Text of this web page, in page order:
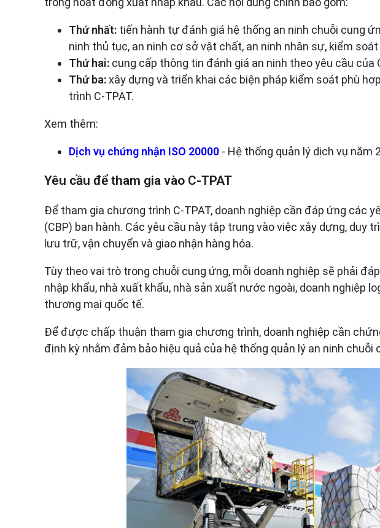
Thứ nhất: tiến hành tự đánh giá hệ thống an ninh chuỗi cung
ninh thủ tục, an ninh cơ sở vật chất, an ninh nhân sự, kiểm
Thứ hai: cung cấp thông tin đánh giá an ninh theo yêu cầu của
Thứ ba:xây dựng và triển khai các biện pháp kiểm soát phù
trình C-TPAT.
Xem thêm:
Dịch vụ chứng nhận ISO 20000 - Hệ thống quản lý dịch vụ năm
Yêu cầu để tham gia vào C-TPAT
Để tham gia chương trình C-TPAT, doanh nghiệp cần đáp ứng các
(CBP) ban hành. Các yêu cầu này tập trung vào việc xây dựng,
lưu trữ, vận chuyển và giao nhận hàng hóa.
Tùy theo vai trò trong chuỗi cung ứng, mỗi doanh nghiệp sẽ phải
nhập khẩu, nhà xuất khẩu, nhà sản xuất nước ngoài, doanh
thương mại quốc tế.
Để được chấp thuận tham gia chương trình, doanh nghiệp cần
định kỳ nhằm đảm bảo hiệu quả của hệ thống quản lý an ninh chuỗi